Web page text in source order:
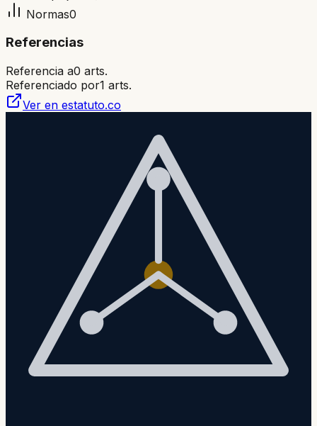
Normas0
Referencias
Referencia a0 arts.
Referenciado por1 arts.
Ver en estatuto.co